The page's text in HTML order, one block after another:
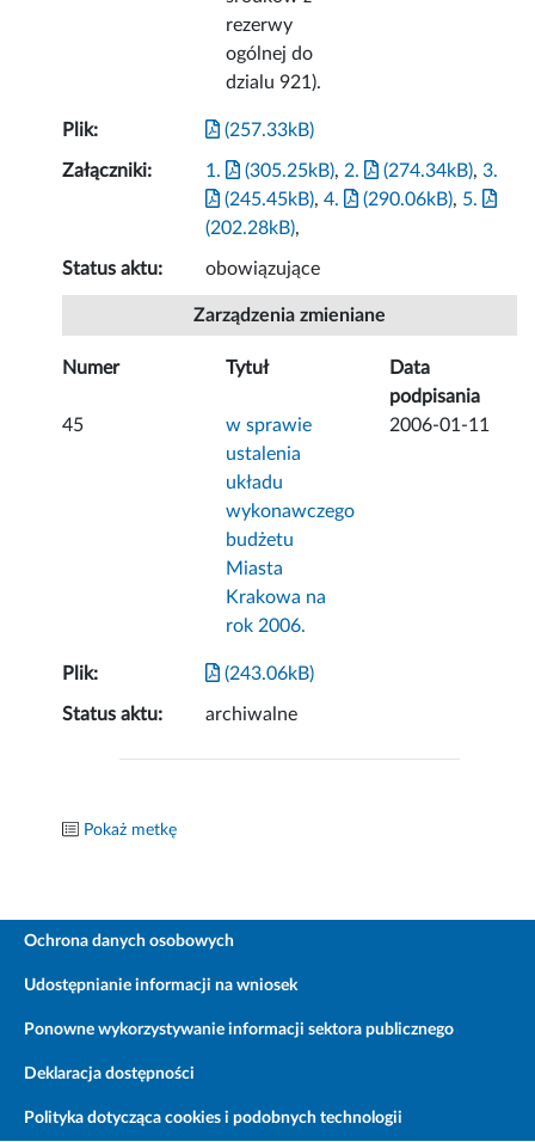
rezerwy
ogólnej do
dzialu 921).
Plik: (257.33kB)
Załączniki: 1. (305.25kB), 2. (274.34kB),3.
(245.45kB),4. (290.06kB), 5.
(202.28kB),
Status aktu: obowiązujące
Zarządzenia zmieniane
Numer Tytuł
Data
podpisania
45
w sprawie
ustalenia
układu
wykonawczego
budżetu
Miasta
Krakowa na
rok 2006.
2006-01-11
Plik: (243.06kB)
Status aktu: archiwalne
Pokaż metkę
Ochrona danych osobowych
Udostępnianie informacji na wniosek
Ponowne wykorzystywanie informacji sektora publicznego
Deklaracja dostępności
Polityka dotycząca cookies i podobnych technologii